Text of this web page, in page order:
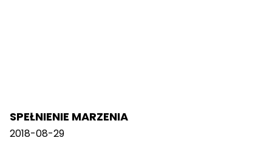
SPEŁNIENIE MARZENIA
2018-08-29